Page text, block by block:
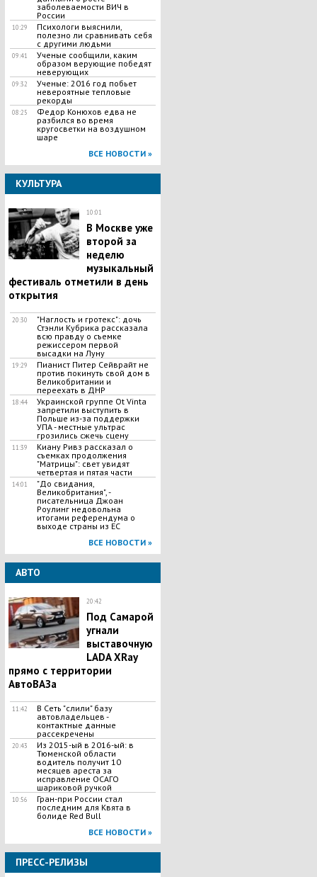
заболеваемости ВИЧ в
России
10:29
Психологи выяснили,
полезно ли сравнивать себя
с другими людьми
09:41
Ученые сообщили, каким
образом верующие победят
неверующих
09:32
Ученые: 2016 год побьет
невероятные тепловые
рекорды
08:25
Федор Конюхов едва не
разбился во время
кругосветки на воздушном
шаре
ВСЕ НОВОСТИ »
КУЛЬТУРА
10:01
В Москве уже
второй за
неделю
музыкальный
фестиваль отметили в день
открытия
20:30
"Наглость и гротекс": дочь
Стэнли Кубрика рассказала
всю правду о съемке
режиссером первой
высадки на Луну
19:29
Пианист Питер Сейврайт не
против покинуть свой дом в
Великобритании и
переехать в ДНР
18:44
Украинской группе Ot Vinta
запретили выступить в
Польше из-за поддержки
УПА - местные ультрас
грозились сжечь сцену
11:39
Киану Ривз рассказал о
съемках продолжения
"Матрицы": свет увидят
четвертая и пятая части
14:01
"До свидания,
Великобритания", -
писательница Джоан
Роулинг недовольна
итогами референдума о
выходе страны из ЕС
ВСЕ НОВОСТИ »
АВТО
20:42
Под Самарой
угнали
выставочную
LADA XRay
прямо с территории
АвтоВАЗа
11:42
В Сеть "слили" базу
автовладельцев -
контактные данные
рассекречены
20:43
Из 2015-ый в 2016-ый: в
Тюменской области
водитель получит 10
месяцев ареста за
исправление ОСАГО
шариковой ручкой
10:56
Гран-при России стал
последним для Квята в
болиде Red Bull
ВСЕ НОВОСТИ »
ПРЕСС-РЕЛИЗЫ